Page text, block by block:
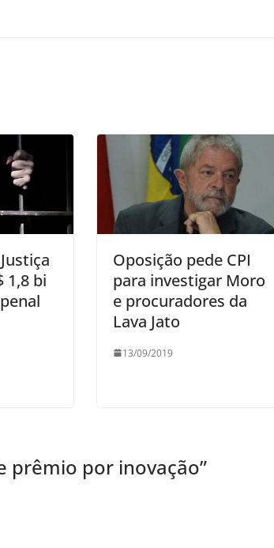
1,8 bi
Oposição pede CPI
para investigar Moro
e procuradores da
Lava Jato
13/09/2019
prêmio por inovação”